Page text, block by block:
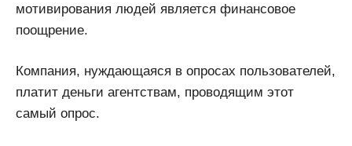
мотивирования людей является финансовое
поощрение.
Компания, нуждающаяся в опросах пользователей,
платит деньги агентствам, проводящим этот
самый опрос.